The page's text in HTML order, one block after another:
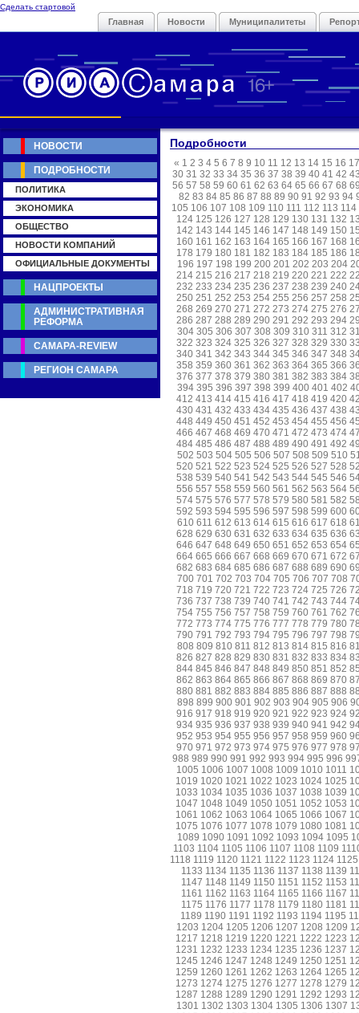
Сделать стартовой
Главная Новости Муниципалитеты
Подробности
« 1 2 3 4 5 6 7 8 9 10 11 12 13 14 15 16 17
30 31 32 33 34 35 36 37 38 39 40 41 42
56 57 58 59 60 61 62 63 64 65 66 67 68
82 83 84 85 86 87 88 89 90 91 92 93 94
105 106 107 108 109 110 111 112 113 114
124 125 126 127 128 129 130 131 132
142 143 144 145 146 147 148 149 150
160 161 162 163 164 165 166 167 168
178 179 180 181 182 183 184 185 186
196 197 198 199 200 201 202 203 204
214 215 216 217 218 219 220 221 222
232 233 234 235 236 237 238 239 240
250 251 252 253 254 255 256 257 258
268 269 270 271 272 273 274 275 276
286 287 288 289 290 291 292 293 294
304 305 306 307 308 309 310 311 312
322 323 324 325 326 327 328 329 330
340 341 342 343 344 345 346 347 348
358 359 360 361 362 363 364 365 366
376 377 378 379 380 381 382 383 384
394 395 396 397 398 399 400 401 402
412 413 414 415 416 417 418 419 420
430 431 432 433 434 435 436 437 438
448 449 450 451 452 453 454 455 456
466 467 468 469 470 471 472 473 474
484 485 486 487 488 489 490 491 492
502 503 504 505 506 507 508 509 510
520 521 522 523 524 525 526 527 528
538 539 540 541 542 543 544 545 546
556 557 558 559 560 561 562 563 564
574 575 576 577 578 579 580 581 582
592 593 594 595 596 597 598 599 600
610 611 612 613 614 615 616 617 618
628 629 630 631 632 633 634 635 636
646 647 648 649 650 651 652 653 654
664 665 666 667 668 669 670 671 672
682 683 684 685 686 687 688 689 690
700 701 702 703 704 705 706 707 708
718 719 720 721 722 723 724 725 726
736 737 738 739 740 741 742 743 744
754 755 756 757 758 759 760 761 762
772 773 774 775 776 777 778 779 780
790 791 792 793 794 795 796 797 798
808 809 810 811 812 813 814 815 816
826 827 828 829 830 831 832 833 834
844 845 846 847 848 849 850 851 852
862 863 864 865 866 867 868 869 870
880 881 882 883 884 885 886 887 888
898 899 900 901 902 903 904 905 906
916 917 918 919 920 921 922 923 924
934 935 936 937 938 939 940 941 942
952 953 954 955 956 957 958 959 960
970 971 972 973 974 975 976 977 978
988 989 990 991 992 993 994 995 996
1005 1006 1007 1008 1009 1010 1011
1019 1020 1021 1022 1023 1024 1025
1033 1034 1035 1036 1037 1038 1039
1047 1048 1049 1050 1051 1052 1053
1061 1062 1063 1064 1065 1066 1067
1075 1076 1077 1078 1079 1080 1081
1089 1090 1091 1092 1093 1094 1095
1103 1104 1105 1106 1107 1108 1109
1118 1119 1120 1121 1122 1123 1124 1125
1133 1134 1135 1136 1137 1138 1139
1147 1148 1149 1150 1151 1152 1153
1161 1162 1163 1164 1165 1166 1167
1175 1176 1177 1178 1179 1180 1181
1189 1190 1191 1192 1193 1194 1195
1203 1204 1205 1206 1207 1208 1209
1217 1218 1219 1220 1221 1222 1223
1231 1232 1233 1234 1235 1236 1237
1245 1246 1247 1248 1249 1250 1251
1259 1260 1261 1262 1263 1264 1265
1273 1274 1275 1276 1277 1278 1279
1287 1288 1289 1290 1291 1292 1293
1301 1302 1303 1304 1305 1306 1307
НОВОСТИ
ПОДРОБНОСТИ
ПОЛИТИКА
ЭКОНОМИКА
ОБЩЕСТВО
НОВОСТИ КОМПАНИЙ
ОФИЦИАЛЬНЫЕ ДОКУМЕНТЫ
НАЦПРОЕКТЫ
АДМИНИСТРАТИВНАЯ
РЕФОРМА
САМАРА-REVIEW
РЕГИОН САМАРА